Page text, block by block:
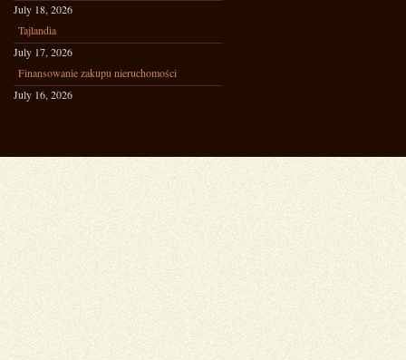
July 18, 2026
Tajlandia
July 17, 2026
Finansowanie zakupu nieruchomości
July 16, 2026